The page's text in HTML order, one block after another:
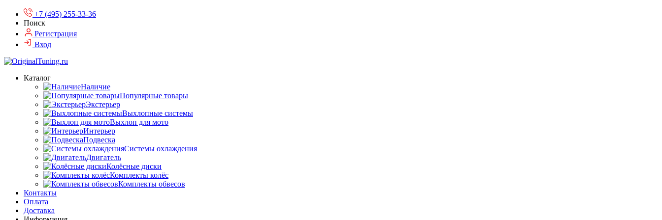
+7 (495) 255-33-36
Поиск
Регистрация
Вход
Каталог
Наличие
Популярные товары
Экстерьер
Выхлопные системы
Выхлоп для мото
Интерьер
Подвеска
Системы охлаждения
Двигатель
Колёсные диски
Комплекты колёс
Комплекты обвесов
Контакты
Оплата
Доставка